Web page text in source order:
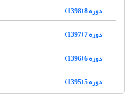
دوره 8 (1398)
دوره 7 (1397)
دوره 6 (1396)
دوره 5 (1395)